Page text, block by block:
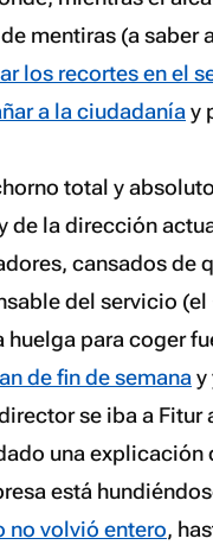
mentiras (a saber
los recortes en el
a la ciudadaníay
total y
de la dirección
cansados de
del servicio
para coger
de fin de semanay
se iba a Fitur
una explicación
está
no volvió entero,